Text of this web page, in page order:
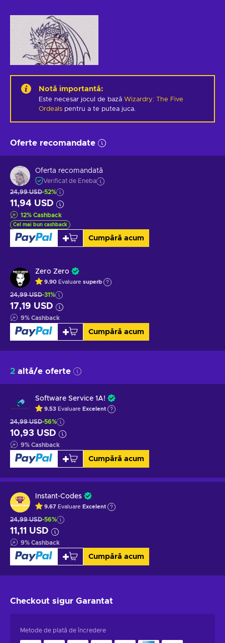
Notă importantă:
Este necesar jocul de bază Wizardry: The Five
Ordeals pentru a te putea juca.
Oferte recomandate
Oferta recomandată
Verificat de Eneba
24,99 USD-52%
11,94 USD
12% Cashback
Cel mai bun cashback
Cumpără acum
Zero Zero
9.90 Evaluare superb
24,99 USD-31%
17,19 USD
9% Cashback
Cumpără acum
2 altă/e oferte
Software Service 1A!
9.53 Evaluare Excelent
24,99 USD-56%
10,93 USD
9% Cashback
Cumpără acum
Instant-Codes
9.67 Evaluare Excelent
24,99 USD-56%
11,11 USD
9% Cashback
Cumpără acum
Checkout sigur Garantat
Metode de plată de încredere